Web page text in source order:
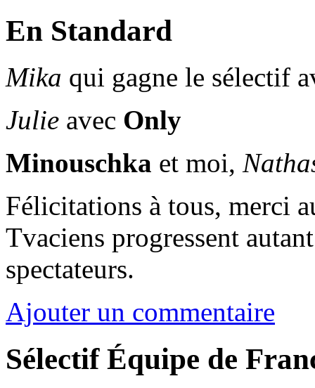
En Standard
Mika qui gagne le sélectif
Julie avec Only
Minouschka et moi,
Félicitations à tous, merci
Tvaciens progressent
spectateurs.
Ajouter un commentaire
Sélectif Équipe de